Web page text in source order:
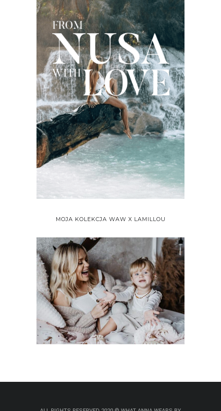
MOJA KOLEKCJA WAW X LAMILLOU